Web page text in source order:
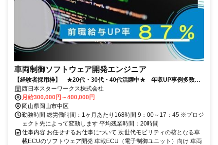
車両制御ソフトウェア開発エンジニア
【経験者採用枠】 ★20代・30代・40代活躍中★ 年収UP事例多数！
◎岡山U・Iターン補助充実◎
西日本スターワークス株式会社
月給300,000円～400,000円
岡山県岡山市中区
勤務時間 総労働時間：1ヶ月あたり168時間 9：00～17：45 ※プロジ
ェクト先によって変動します 平均残業時間：20時間
仕事内容 お任せするお仕事について 次世代モビリティの核となる車
載ECUのソフトウェア開発 車載ECU（電子制御ユニット）向け 車両